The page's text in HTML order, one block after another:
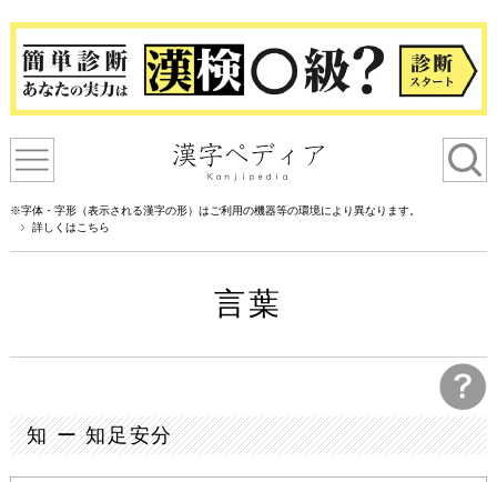
※字体・字形（表示される漢字の形）はご利用の機器等の環境により異なります。
詳しくはこちら
言葉
知 ー 知足安分